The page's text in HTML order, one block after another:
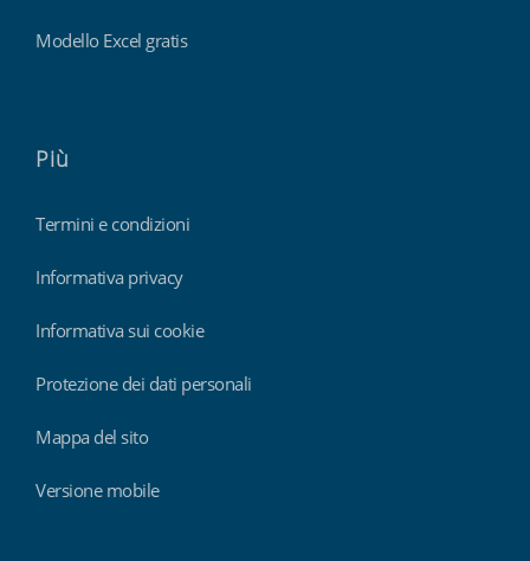
Modello Excel gratis
Più
Termini e condizioni
Informativa privacy
Informativa sui cookie
Protezione dei dati personali
Mappa del sito
Versione mobile